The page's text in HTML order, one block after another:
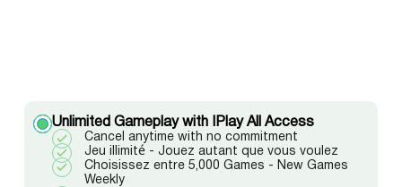
Unlimited Gameplay with IPlay All Access
Cancel anytime with no commitment
Jeu illimité - Jouez autant que vous voulez
Choisissez entre 5,000 Games - New Games
Weekly